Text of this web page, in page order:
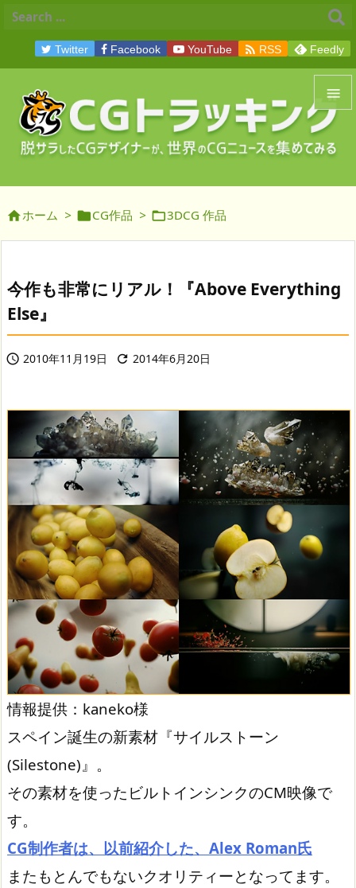


メニュ
前へ
Twitter Facebook YouTube  RSS Feedly
ホーム > CG作品 > 3DCG 作品
今作も非常にリアル！『Above Everything
Else』
 2010年11月19日  2014年6月20日
情報提供：kaneko様
スペイン誕生の新素材『サイルストーン
(Silestone)』。
その素材を使ったビルトインシンクのCM映像で
す。
CG制作者は、以前紹介した、Alex Roman氏
またもとんでもないクオリティーとなってます。